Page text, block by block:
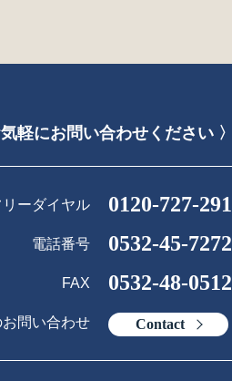
気軽にお問い合わせください 〉
ーダイヤル 0120-727-291
電話番号 0532-45-7272
FAX 0532-48-0512
お問い合わせ Contact